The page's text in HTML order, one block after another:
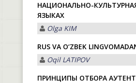
НАЦИОНАЛЬНО-
ЯЗЫКАХ
Olga KIM
RUS VA O‘ZBEK
Oqil LАTIPOV
ПРИНЦИПЫ ОТБОРА